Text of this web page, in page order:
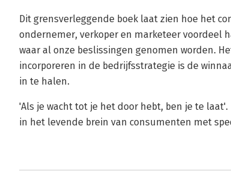
Dit grensverleggende boek laat zien hoe het
ondernemer, verkoper en marketeer voordeel
waar al onze beslissingen genomen worden.
incorporeren in de bedrijfsstrategie is de
in te halen.
'Als je wacht tot je het door hebt, ben je te
in het levende brein van consumenten met